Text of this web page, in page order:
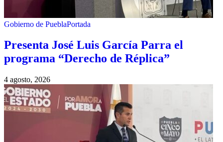
Gobierno de PueblaPortada
Presenta José Luis García Parra el
programa “Derecho de Réplica”
4 agosto, 2026